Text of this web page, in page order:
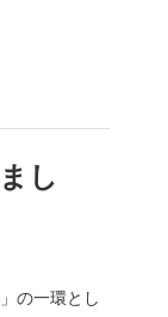
し
の一環とし